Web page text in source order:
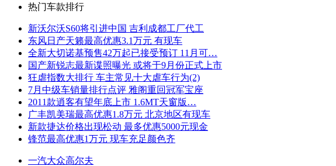
热门车款排行
新沃尔沃S60将引进中国 吉利成都工厂代工
东风日产天籁最高优惠3.1万元 有现车
全新大切诺基预售42万起已接受预订 11月可…
国产新锐志最新谍照曝光 或将于9月份正式上市
狂虐指数大排行 车主常见十大虐车行为(2)
7月中级车销量排行点评 雅阁重回冠军宝座
2011款逍客有望年底上市 1.6MT天窗版…
广丰凯美瑞最高优惠1.8万元 北京地区有现车
新款捷达价格出现松动 最多优惠5000元现金
锋范最高优惠1万元 现车充足颜色齐
一汽大众高尔夫